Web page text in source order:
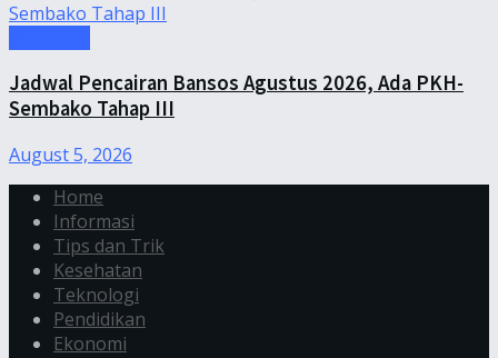
Jadwal Pencairan Bansos Agustus 2026, Ada PKH-
Sembako Tahap III
August 5, 2026
Home
Informasi
Tips dan Trik
Kesehatan
Teknologi
Pendidikan
Ekonomi